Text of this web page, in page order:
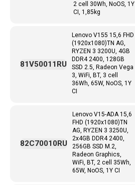
2 cell 30Wh, NoOS, 1Y
CI, 1,85kg
Lenovo V155 15,6 FHD
(1920x1080)TN AG,
RYZEN 3 3200U, 4GB
DDR4 2400, 128GB
SSD 2.5, Radeon Vega
3, WiFi, BT, 3 cell
36Wh, 65W, NoOS, 1Y
CI
81V50011RU
Lenovo V15-ADA 15,6
FHD (1920x1080)TN
AG, RYZEN 3 3250U,
2x4GB DDR4 2400,
256GB SSD M.2,
Radeon Graphics,
WiFi, BT, 2 cell 35Wh,
65W, NoOS, 1Y CI
82C70010RU